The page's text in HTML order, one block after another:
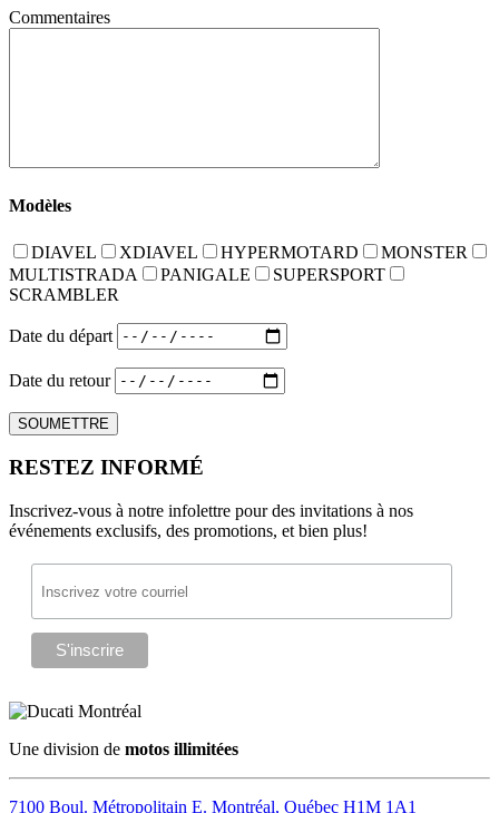
Commentaires
Modèles
DIAVEL XDIAVEL HYPERMOTARD
MONSTER
MULTISTRADA
PANIGALE
SUPERSPORT
SCRAMBLER
Date du départ
Date du retour
RESTEZ INFORMÉ
Inscrivez-vous à notre infolettre pour des invitations à nos
événements exclusifs, des promotions, et bien plus!
Une division de motos illimitées
7100 Boul. Métropolitain E. Montréal, Québec H1M 1A1